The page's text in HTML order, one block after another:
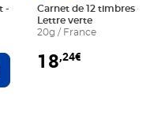
-
au panier
Carnet de 12 timbres - Le
Lettre verte
20g / France
18,24€